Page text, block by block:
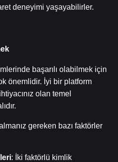
deneyimi yaşayabilirler.
başarılı olabilmek için
önemlidir. İyi bir platform
olan temel
gereken bazı faktörler
: İki faktörlü kimlik